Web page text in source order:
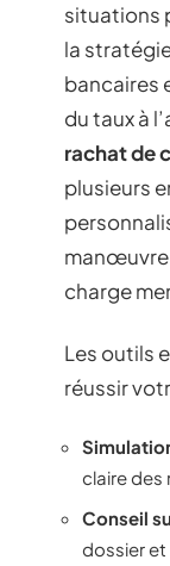
situations
la
bancaires
du taux à
rachat de
plusieurs
manœuvre
charge
Les outils
réussir
claire des
Conseil
dossier